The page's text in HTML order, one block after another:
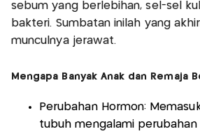
sebum yang berlebihan, sel-sel
bakteri. Sumbatan inilah yang
munculnya jerawat.
Mengapa Banyak Anak dan Remaja
Perubahan Hormon:
tubuh mengalami perubahan